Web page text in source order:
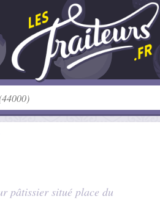
pâtissier situé place du